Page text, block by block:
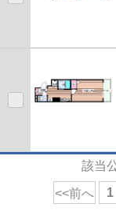
該当
<<前へ 1